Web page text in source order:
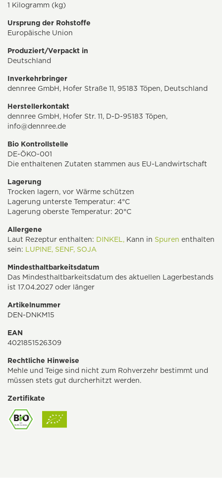
1 Kilogramm (kg)
Ursprung der Rohstoffe
Europäische Union
Produziert/Verpackt in
Deutschland
Inverkehrbringer
dennree GmbH, Hofer Straße 11, 95183 Töpen, Deutschland
Herstellerkontakt
dennree GmbH, Hofer Str. 11, D-D-95183 Töpen,
info@dennree.de
Bio Kontrollstelle
DE-ÖKO-001
Die enthaltenen Zutaten stammen aus EU-Landwirtschaft
Lagerung
Trocken lagern, vor Wärme schützen
Lagerung unterste Temperatur: 4°C
Lagerung oberste Temperatur: 20°C
Allergene
Laut Rezeptur enthalten: DINKEL, Kann in Spuren enthalten
sein: LUPINE, SENF, SOJA
Mindesthaltbarkeitsdatum
Das Mindesthaltbarkeitsdatum des aktuellen Lagerbestands
ist 17.04.2027 oder länger
Artikelnummer
DEN-DNKM15
EAN
4021851526309
Rechtliche Hinweise
Mehle und Teige sind nicht zum Rohverzehr bestimmt und
müssen stets gut durcherhitzt werden.
Zertifikate